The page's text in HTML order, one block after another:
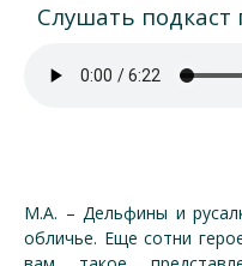
Слушать
М.А. – Дельфины и
обличье. Еще сотни